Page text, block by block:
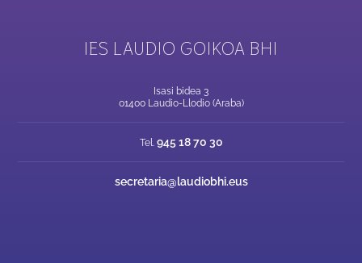
IES LAUDIO GOIKOA BHI
Isasi bidea 3
01400 Laudio-Llodio (Araba)
Tel. 945 18 70 30
secretaria@laudiobhi.eus